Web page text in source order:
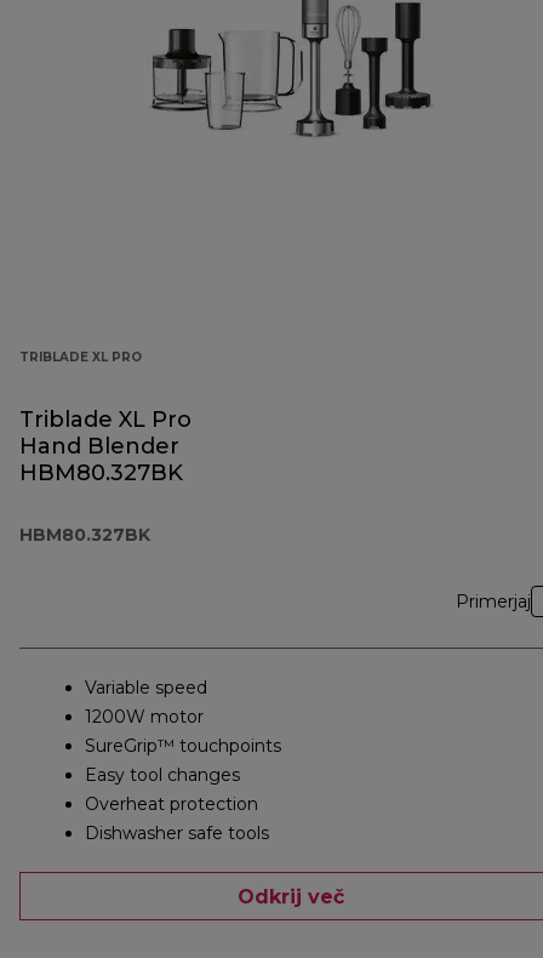
TRIBLADE XL PRO
Triblade XL Pro
Hand Blender
HBM80.327BK
HBM80.327BK
Primerjaj
Variable speed
1200W motor
SureGrip™ touchpoints
Easy tool changes
Overheat protection
Dishwasher safe tools
Odkrij več